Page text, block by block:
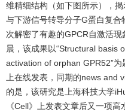
维精细结构（如下图所示），
与下游信号转导分子G蛋白复
次解密了有趣的GPCR自激活
晨，该成果以“Structural basis
activation of orphan GPR52”为
上在线发表，同期的news and
的是，该研究是上海科技大学
《Cell》上发表文章后又一项